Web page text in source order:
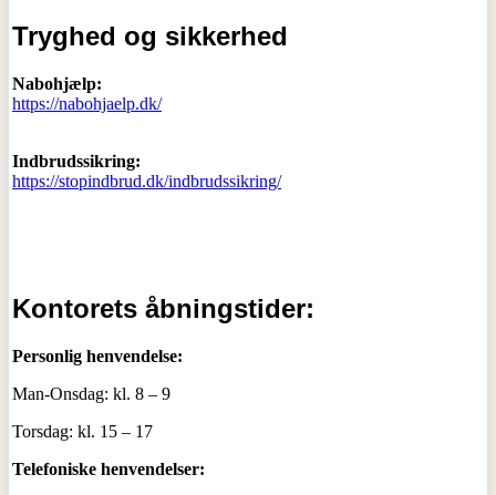
Tryghed og sikkerhed
Nabohjælp:
https://nabohjaelp.dk/
Indbrudssikring:
https://stopindbrud.dk/indbrudssikring/
Kontorets åbningstider:
Personlig henvendelse:
Man-Onsdag: kl. 8 – 9
Torsdag: kl. 15 – 17
Telefoniske henvendelser: